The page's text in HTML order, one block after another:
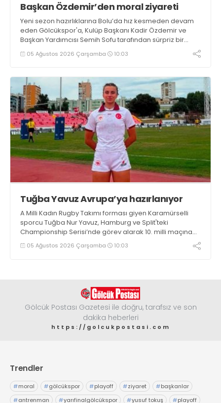
Başkan Özdemir’den moral ziyareti
Yeni sezon hazırlıklarına Bolu’da hız kesmeden devam
eden Gölcükspor'a, Kulüp Başkanı Kadir Özdemir ve
Başkan Yardımcısı Semih Sofu tarafından sürpriz bir
moral ziyareti gerçekleştirildi
05 Ağustos 2026 Çarşamba 10:03
Tuğba Yavuz Avrupa’ya hazırlanıyor
A Milli Kadın Rugby Takımı forması giyen Karamürselli
sporcu Tuğba Nur Yavuz, Hamburg ve Split'teki
Championship Serisi’nde görev alarak 10. milli maçına
çıkma eşiğini geride bıraktı
05 Ağustos 2026 Çarşamba 10:03
Gölcük Postası Gazetesi ile doğru, tarafsız ve son
dakika heberleri
https://golcukpostasi.com
Trendler
#moral #gölcükspor #playoff #ziyaret #başkanlar
#antrenman #yarıfinalgölcükspor #yusuf tokuş #playoff